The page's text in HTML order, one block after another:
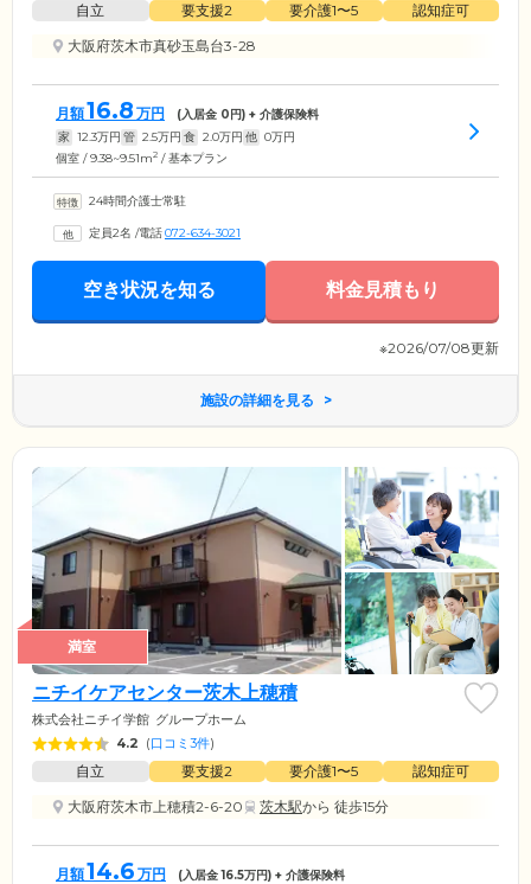
自立 要支援2 要介護1〜5
認知症可
大阪府茨木市真砂玉島台3-28
月額16.8 万円 (入居金 0円) + 介護保険料
家 12.3万円 管 2.5万円 食 2.0万円 他 0万円
個室 / 9.38~9.51m2 / 基本プラン
24時間介護士常駐
定員2名 /電話072-634-3021
空き状況を知る 料金見積もり
※2026/07/08更新
施設の詳細を見る
満室
ニチイケアセンター茨木上穂積
株式会社ニチイ学館 グループホーム
4.2 (口コミ3件)
自立 要支援2 要介護1〜5
認知症可
大阪府茨木市上穂積2-6-20
茨木駅から 徒歩15分
月額14.6 万円 (入居金16.5万円) + 介護保険料